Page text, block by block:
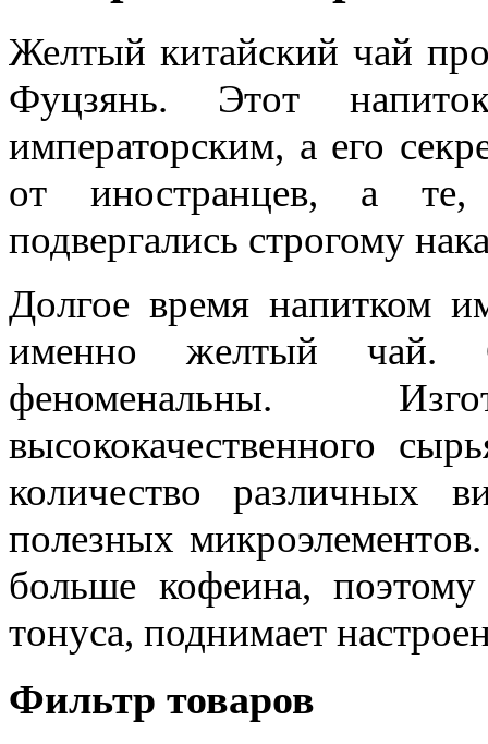
Желтый китайский чай
Фуцзянь. Этот
императорским, а его
от иностранцев, а
подвергались строгому
Долгое время напитком
именно желтый чай.
феноменальны.
высококачественного
количество различных
полезных
больше кофеина,
тонуса, поднимает
Фильтр товаров